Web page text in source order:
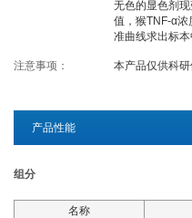
公司介绍
联系我们
代理商查询
无色的显色剂
值，猴TNF-α
准曲线求出标本
注意事项： 本产品仅供科
产品性能
组分
名称